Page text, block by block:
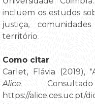
incluem os estudos
justiça,
território.
Como citar
Carlet, Flávia (2019),
Alice.
https://alice.ces.uc.pt/